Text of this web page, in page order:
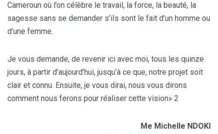
Cameroun où l’on célèbre le travail, la force, la beauté, la
sagesse sans se demander s’ils sont le fait d’un homme ou
d’une femme.
Je vous demande, de revenir ici avec moi, tous les quinze
jours, à partir d’aujourd’hui, jusqu’à ce que, notre projet soit
clair et connu. Ensuite, je vous dirai, nous vous dirons
comment nous ferons pour réaliser cette vision» 2
Me Michelle NDOKI